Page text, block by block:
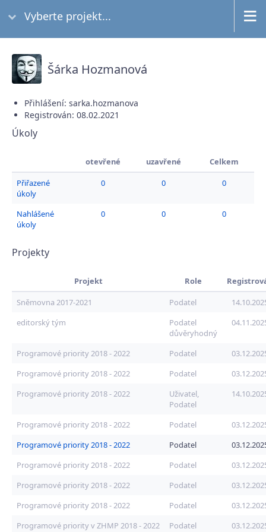
Vyberte projekt...
Šárka Hozmanová
Přihlášení: sarka.hozmanova
Registrován: 08.02.2021
Úkoly
otevřené uzavřené
Celkem
Přiřazené
úkoly
0 0 0
Nahlášené
úkoly
0 0 0
Projekty
Projekt Role
Sněmovna 2017-2021
Podatel
editorský tým
Podatel
důvěryhodný
Programové priority 2018 - 2022 Podatel
Programové priority 2018 - 2022
Podatel
Programové priority 2018 - 2022
Uživatel,
Podatel
Programové priority 2018 - 2022 Podatel
Programové priority 2018 - 2022
Podatel
Programové priority 2018 - 2022
Podatel
Programové priority 2018 - 2022
Podatel
Programové priority 2018 - 2022
Podatel
Programové priority v ZHMP 2018 - 2022
Podatel